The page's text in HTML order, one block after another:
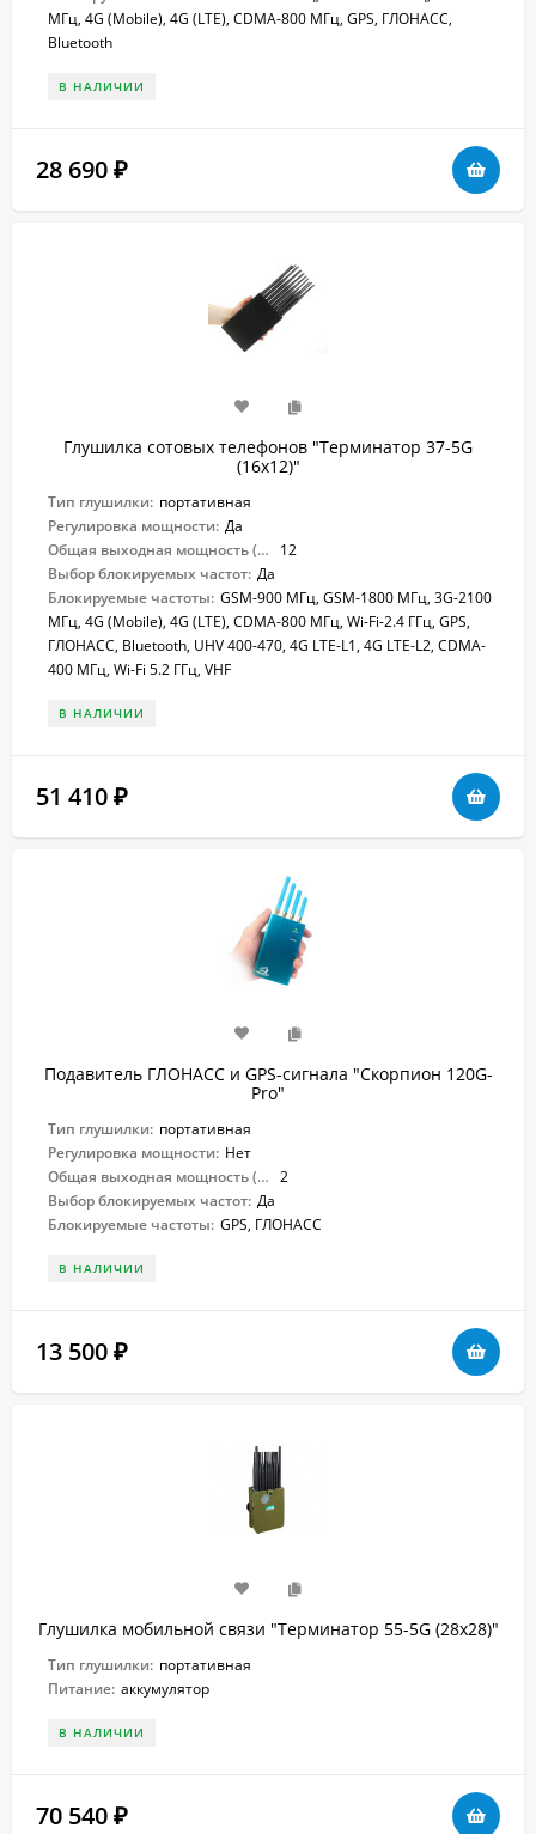
МГц, 4G (Mobile), 4G (LTE), CDMA-800 МГц, GPS, ГЛОНАСС,
Bluetooth
В НАЛИЧИИ
28 690 ₽
Глушилка сотовых телефонов "Терминатор 37-5G
(16х12)"
Тип глушилки: портативная
Регулировка мощности: Да
Общая выходная мощность (Вт):
12
Выбор блокируемых частот: Да
Блокируемые частоты: GSM-900 МГц, GSM-1800 МГц, 3G-2100
МГц, 4G (Mobile), 4G (LTE), CDMA-800 МГц, Wi-Fi-2.4 ГГц, GPS,
ГЛОНАСС, Bluetooth, UHV 400-470, 4G LTE-L1, 4G LTE-L2, CDMA-
400 МГц, Wi-Fi 5.2 ГГц, VHF
В НАЛИЧИИ
51 410 ₽
Подавитель ГЛОНАСС и GPS-сигнала "Скорпион 120G-
Pro"
Тип глушилки: портативная
Регулировка мощности: Нет
Общая выходная мощность (Вт): 2
Выбор блокируемых частот: Да
Блокируемые частоты: GPS, ГЛОНАСС
В НАЛИЧИИ
13 500 ₽
Глушилка мобильной связи "Терминатор 55-5G (28х28)"
Тип глушилки: портативная
Питание: аккумулятор
В НАЛИЧИИ
70 540 ₽